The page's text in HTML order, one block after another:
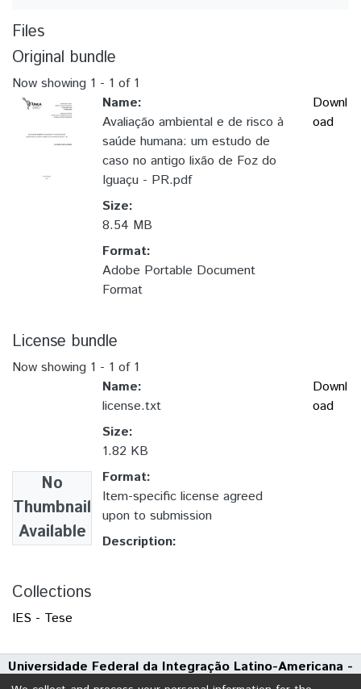
Files
Original bundle
Now showing 1 - 1 of 1
Name:
Avaliação ambiental e de risco à
saúde humana: um estudo de
caso no antigo lixão de Foz do
Iguaçu - PR.pdf
Size:
8.54 MB
Format:
Adobe Portable Document
Format
Downl
oad
License bundle
Now showing 1 - 1 of 1
No
Thumbnail
Available
Name:
license.txt
Size:
1.82 KB
Format:
Item-specific license agreed
upon to submission
Description:
Downl
oad
Collections
IES - Tese
Universidade Federal da Integração Latino-Americana -